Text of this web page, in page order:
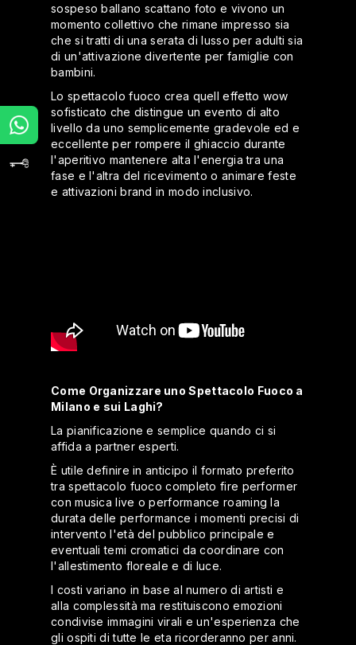
sospeso ballano scattano foto e vivono un
momento collettivo che rimane impresso sia
che si tratti di una serata di lusso per adulti sia
di un'attivazione divertente per famiglie con
bambini.
Lo spettacolo fuoco crea quell effetto wow
sofisticato che distingue un evento di alto
livello da uno semplicemente gradevole ed e
eccellente per rompere il ghiaccio durante
l'aperitivo mantenere alta l'energia tra una
fase e l'altra del ricevimento o animare feste
e attivazioni brand in modo inclusivo.
Come Organizzare uno Spettacolo Fuoco a
Milano e sui Laghi?
La pianificazione e semplice quando ci si
affida a partner esperti.
È utile definire in anticipo il formato preferito
tra spettacolo fuoco completo fire performer
con musica live o performance roaming la
durata delle performance i momenti precisi di
intervento l'età del pubblico principale e
eventuali temi cromatici da coordinare con
l'allestimento floreale e di luce.
I costi variano in base al numero di artisti e
alla complessità ma restituiscono emozioni
condivise immagini virali e un'esperienza che
gli ospiti di tutte le eta ricorderanno per anni.